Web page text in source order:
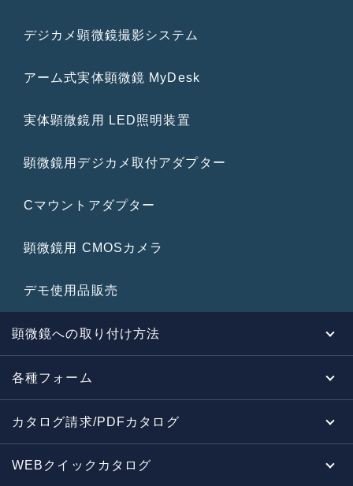
デジカメ顕微鏡撮影システム
アーム式実体顕微鏡 MyDesk
実体顕微鏡用 LED照明装置
顕微鏡用デジカメ取付アダプター
Cマウントアダプター
顕微鏡用 CMOSカメラ
デモ使用品販売
顕微鏡への取り付け方法
各種フォーム
カタログ請求/PDFカタログ
WEBクイックカタログ